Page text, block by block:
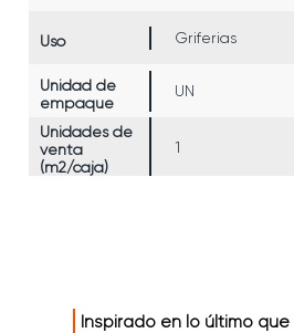
Uso Griferias
Unidad de
empaque
UN
Unidades de
venta
(m2/caja)
1
Inspirado en lo último